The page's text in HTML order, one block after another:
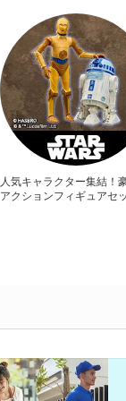
人気キャラクター集結！
アクションフィギュアセ